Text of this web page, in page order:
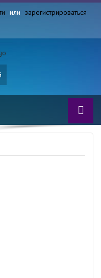
или зарегистрироваться